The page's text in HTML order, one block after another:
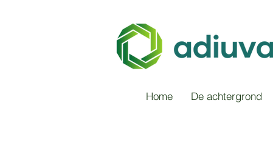
Home De achtergrond